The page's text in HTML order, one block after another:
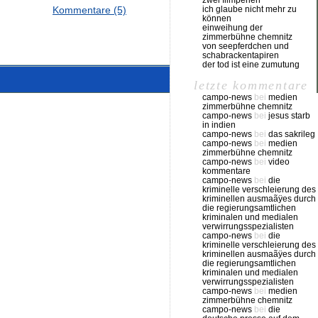
Kommentare (5)
ich glaube nicht mehr zu
können
einweihung der
zimmerbühne chemnitz
von seepferdchen und
schabrackentapiren
der tod ist eine zumutung
letzte kommentare
campo-news bei medien
zimmerbühne chemnitz
campo-news bei jesus starb
in indien
campo-news bei das sakrileg
campo-news bei medien
zimmerbühne chemnitz
campo-news bei video
kommentare
campo-news bei die
kriminelle verschleierung des
kriminellen ausmaãÿes durch
die regierungsamtlichen
kriminalen und medialen
verwirrungsspezialisten
campo-news bei die
kriminelle verschleierung des
kriminellen ausmaãÿes durch
die regierungsamtlichen
kriminalen und medialen
verwirrungsspezialisten
campo-news bei medien
zimmerbühne chemnitz
campo-news bei die